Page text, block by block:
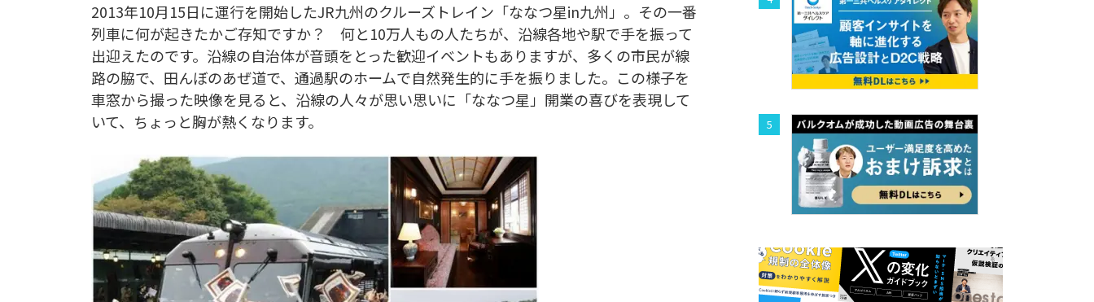
2013年10月15日に運行を開始したJR九州のクルーズトレイン「ななつ星in九州」。その一番
列車に何が起きたかご存知ですか？ 何と10万人もの人たちが、沿線各地や駅で手を振って
出迎えたのです。沿線の自治体が音頭をとった歓迎イベントもありますが、多くの市民が線
路の脇で、田んぼのあぜ道で、通過駅のホームで自然発生的に手を振りました。この様子を
車窓から撮った映像を見ると、沿線の人々が思い思いに「ななつ星」開業の喜びを表現して
いて、ちょっと胸が熱くなります。